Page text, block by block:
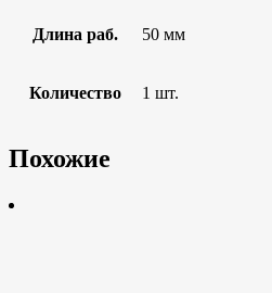
Длина раб. 50 мм
Количество 1 шт.
Похожие